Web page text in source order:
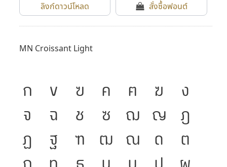
ลิงก์ดาวน์โหลด สั่งซื้อฟอนต์
MN Croissant Light
ก ข ฃ ค ฅ ฆ
ง
จ
ฉ ช ซ ฌ ญ
ฎ
ฏ
ฐ ฑ ฒ ณ ด
ต
ถ
ท ธ น บ ป
ผ